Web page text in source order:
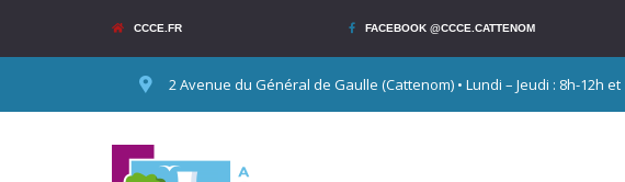
CCCE.FR FACEBOOK @CCCE.CATTENOM
2 Avenue du Général de Gaulle (Cattenom) • Lundi – Jeudi : 8h-12h